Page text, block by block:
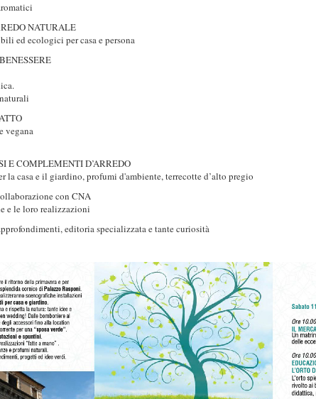
NATURALE
ed ecologici per casa e persona
vegana
E COMPLEMENTI D’ARREDO
la casa e il giardino, profumi d'ambiente, terrecotte d’alto pregio
con CNA
e le loro realizzazioni
editoria specializzata e tante curiosità